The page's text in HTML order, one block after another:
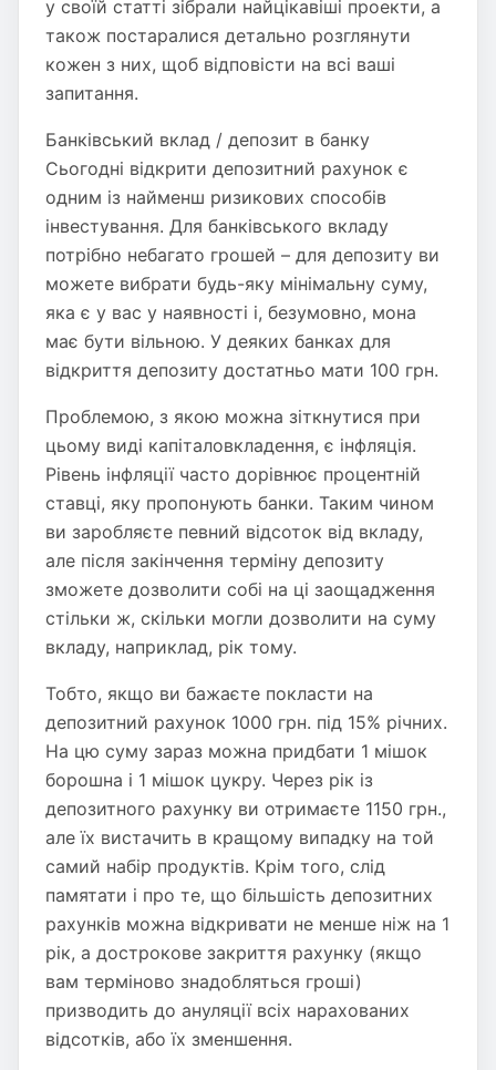
у своїй статті зібрали найцікавіші проекти, а
також постаралися детально розглянути
кожен з них, щоб відповісти на всі ваші
запитання.
Банківський вклад / депозит в банку
Сьогодні відкрити депозитний рахунок є
одним із найменш ризикових способів
інвестування. Для банківського вкладу
потрібно небагато грошей – для депозиту ви
можете вибрати будь-яку мінімальну суму,
яка є у вас у наявності і, безумовно, мона
має бути вільною. У деяких банках для
відкриття депозиту достатньо мати 100 грн.
Проблемою, з якою можна зіткнутися при
цьому виді капіталовкладення, є інфляція.
Рівень інфляції часто дорівнює процентній
ставці, яку пропонують банки. Таким чином
ви заробляєте певний відсоток від вкладу,
але після закінчення терміну депозиту
зможете дозволити собі на ці заощадження
стільки ж, скільки могли дозволити на суму
вкладу, наприклад, рік тому.
Тобто, якщо ви бажаєте покласти на
депозитний рахунок 1000 грн. під 15% річних.
На цю суму зараз можна придбати 1 мішок
борошна і 1 мішок цукру. Через рік із
депозитного рахунку ви отримаєте 1150 грн.,
але їх вистачить в кращому випадку на той
самий набір продуктів. Крім того, слід
памятати і про те, що більшість депозитних
рахунків можна відкривати не менше ніж на 1
рік, а дострокове закриття рахунку (якщо
вам терміново знадобляться гроші)
призводить до ануляції всіх нарахованих
відсотків, або їх зменшення.